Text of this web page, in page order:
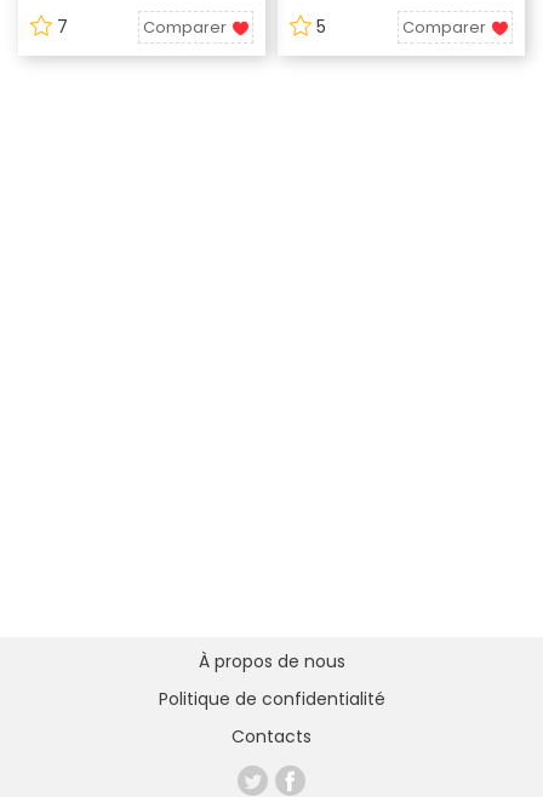
7 Comparer 5 Comparer
À propos de nous
Politique de confidentialité
Contacts